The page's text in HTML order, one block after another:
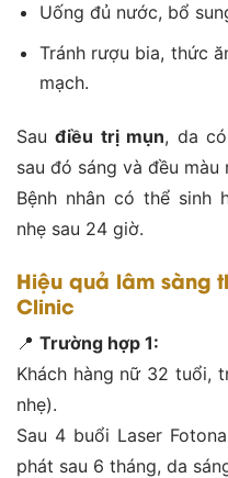
Uống đủ nước, bổ
Tránh rượu bia, thức
mạch.
Sauđiều trịmụn, da
sau đó sáng và đều màu
Bệnh nhân có thể sinh
nhẹ sau 24 giờ.
Hiệu quả lâm sàng
Clinic
📍 Trường hợp 1:
Khách hàng nữ 32 tuổi,
nhẹ).
Sau 4 buổi Laser
phát sau 6 tháng, da